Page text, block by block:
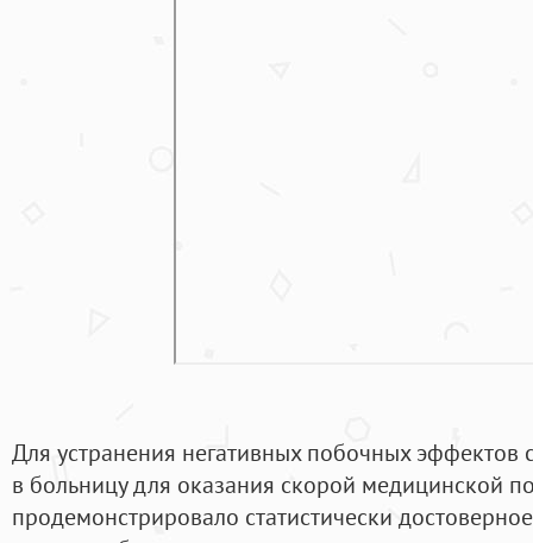
Для устранения негативных побочных эффектов
в больницу для оказания скорой медицинской
продемонстрировало статистически